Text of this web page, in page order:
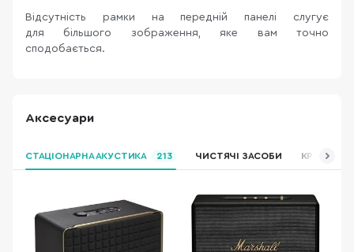
Відсутність рамки на передній панелі слугує
для більшого зображення, яке вам точно
сподобається.
Аксесуари
СТАЦІОНАРНА АКУСТИКА 213 ЧИСТЯЧІ ЗАСОБИ